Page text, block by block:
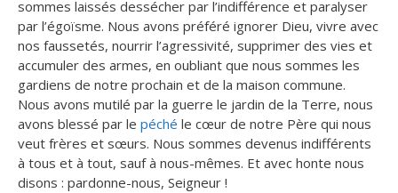
sommes laissés dessécher par l’indifférence et paralyser
par l’égoïsme. Nous avons préféré ignorer Dieu, vivre avec
nos faussetés, nourrir l’agressivité, supprimer des vies et
accumuler des armes, en oubliant que nous sommes les
gardiens de notre prochain et de la maison commune.
Nous avons mutilé par la guerre le jardin de la Terre, nous
avons blessé par le péché le cœur de notre Père qui nous
veut frères et sœurs. Nous sommes devenus indifférents
à tous et à tout, sauf à nous-mêmes. Et avec honte nous
disons : pardonne-nous, Seigneur !